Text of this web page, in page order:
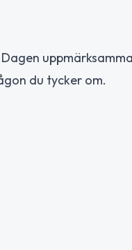
du tycker om.